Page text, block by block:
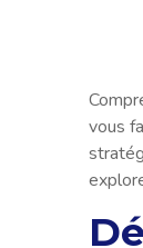
vous